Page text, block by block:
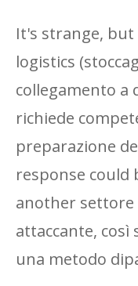
It's strange,
logistics
collegamento a
richiede
preparazione
response could
another settore
attaccante,
una metodo